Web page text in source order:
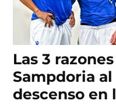
Las 3
Sampdoria
descenso en